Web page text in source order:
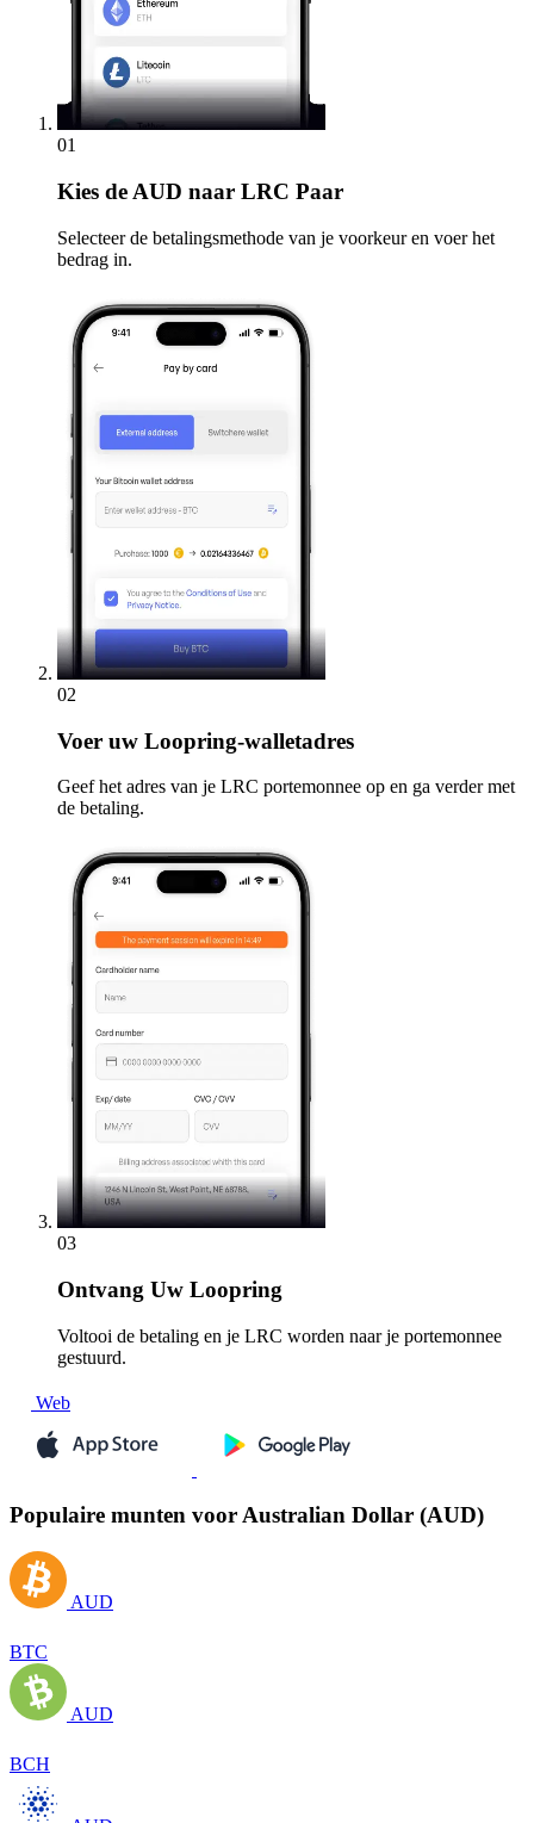
01
Kies de AUD naar LRC Paar
Selecteer de betalingsmethode van je voorkeur en voer het
bedrag in.
02
Voer uw Loopring-walletadres
Geef het adres van je LRC portemonnee op en ga verder met
de betaling.
03
Ontvang Uw Loopring
Voltooi de betaling en je LRC worden naar je portemonnee
gestuurd.
Web
Populaire munten voor Australian Dollar (AUD)
AUD
BTC
AUD
BCH